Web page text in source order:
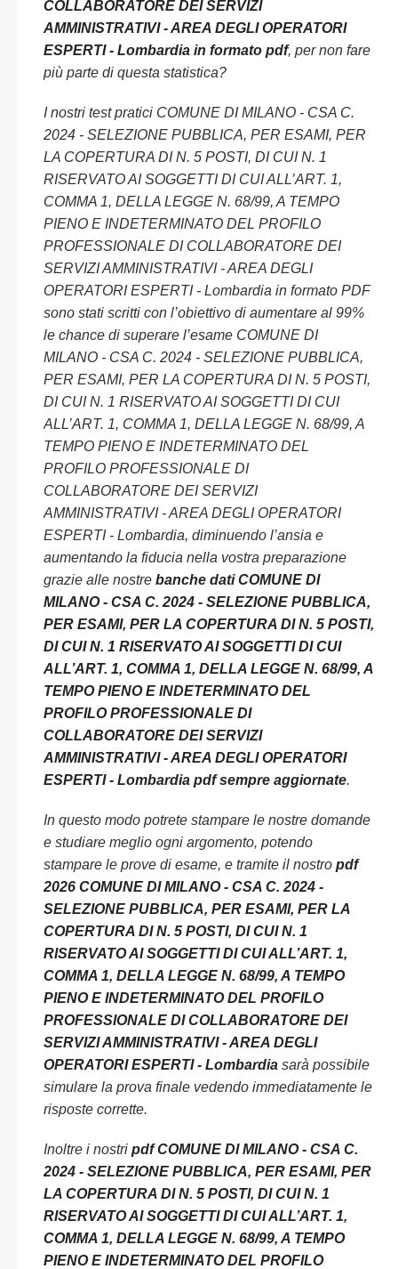
COLLABORATORE DEI SERVIZI
AMMINISTRATIVI - AREA DEGLI OPERATORI
ESPERTI - Lombardia in formato pdf, per non fare
più parte di questa statistica?
I nostri test pratici COMUNE DI MILANO - CSA C.
2024 - SELEZIONE PUBBLICA, PER ESAMI, PER
LA COPERTURA DI N. 5 POSTI, DI CUI N. 1
RISERVATO AI SOGGETTI DI CUI ALL’ART. 1,
COMMA 1, DELLA LEGGE N. 68/99, A TEMPO
PIENO E INDETERMINATO DEL PROFILO
PROFESSIONALE DI COLLABORATORE DEI
SERVIZI AMMINISTRATIVI - AREA DEGLI
OPERATORI ESPERTI - Lombardia in formato PDF
sono stati scritti con l’obiettivo di aumentare al 99%
le chance di superare l’esame COMUNE DI
MILANO - CSA C. 2024 - SELEZIONE PUBBLICA,
PER ESAMI, PER LA COPERTURA DI N. 5 POSTI,
DI CUI N. 1 RISERVATO AI SOGGETTI DI CUI
ALL’ART. 1, COMMA 1, DELLA LEGGE N. 68/99, A
TEMPO PIENO E INDETERMINATO DEL
PROFILO PROFESSIONALE DI
COLLABORATORE DEI SERVIZI
AMMINISTRATIVI - AREA DEGLI OPERATORI
ESPERTI - Lombardia, diminuendo l’ansia e
aumentando la fiducia nella vostra preparazione
grazie alle nostre banche dati COMUNE DI
MILANO - CSA C. 2024 - SELEZIONE PUBBLICA,
PER ESAMI, PER LA COPERTURA DI N. 5 POSTI,
DI CUI N. 1 RISERVATO AI SOGGETTI DI CUI
ALL’ART. 1, COMMA 1, DELLA LEGGE N. 68/99, A
TEMPO PIENO E INDETERMINATO DEL
PROFILO PROFESSIONALE DI
COLLABORATORE DEI SERVIZI
AMMINISTRATIVI - AREA DEGLI OPERATORI
ESPERTI - Lombardia pdf sempre aggiornate.
In questo modo potrete stampare le nostre domande
e studiare meglio ogni argomento, potendo
stampare le prove di esame, e tramite il nostro pdf
2026 COMUNE DI MILANO - CSA C. 2024 -
SELEZIONE PUBBLICA, PER ESAMI, PER LA
COPERTURA DI N. 5 POSTI, DI CUI N. 1
RISERVATO AI SOGGETTI DI CUI ALL’ART. 1,
COMMA 1, DELLA LEGGE N. 68/99, A TEMPO
PIENO E INDETERMINATO DEL PROFILO
PROFESSIONALE DI COLLABORATORE DEI
SERVIZI AMMINISTRATIVI - AREA DEGLI
OPERATORI ESPERTI - Lombardia sarà possibile
simulare la prova finale vedendo immediatamente le
risposte corrette.
Inoltre i nostri pdf COMUNE DI MILANO - CSA C.
2024 - SELEZIONE PUBBLICA, PER ESAMI, PER
LA COPERTURA DI N. 5 POSTI, DI CUI N. 1
RISERVATO AI SOGGETTI DI CUI ALL’ART. 1,
COMMA 1, DELLA LEGGE N. 68/99, A TEMPO
PIENO E INDETERMINATO DEL PROFILO